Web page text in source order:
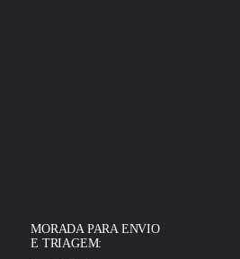
MORADA PARA ENVIO
E TRIAGEM: